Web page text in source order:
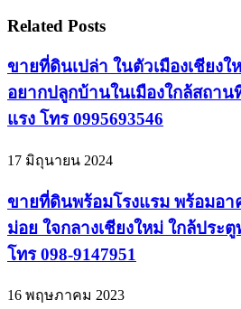
Related Posts
ขายที่ดินเปล่า ในตัวเมืองเชียง
อยากปลูกบ้านในเมืองใกล้สถา
แรง โทร 0995693546
17 มิถุนายน 2024
ขายที่ดินพร้อมโรงแรม พร้อมอ
ม่อย ใจกลางเชียงใหม่ ใกล้ประ
โทร 098-9147951
16 พฤษภาคม 2023